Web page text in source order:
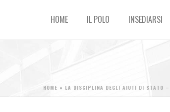
HOME IL POLO INSEDIARSI
HOME » LA DISCIPLINA DEGLI AIUTI DI STATO